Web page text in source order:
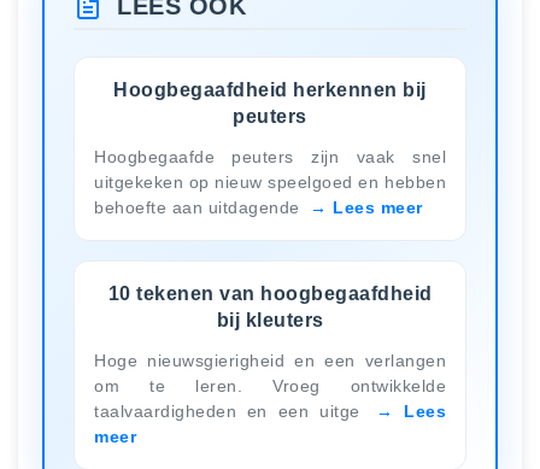
LEES OOK
Hoogbegaafdheid herkennen bij
peuters
Hoogbegaafde peuters zijn vaak snel
uitgekeken op nieuw speelgoed en hebben
behoefte aan uitdagende
Lees meer
10 tekenen van hoogbegaafdheid
bij kleuters
Hoge nieuwsgierigheid en een verlangen
om te leren. Vroeg ontwikkelde
taalvaardigheden en een uitge
Lees
meer